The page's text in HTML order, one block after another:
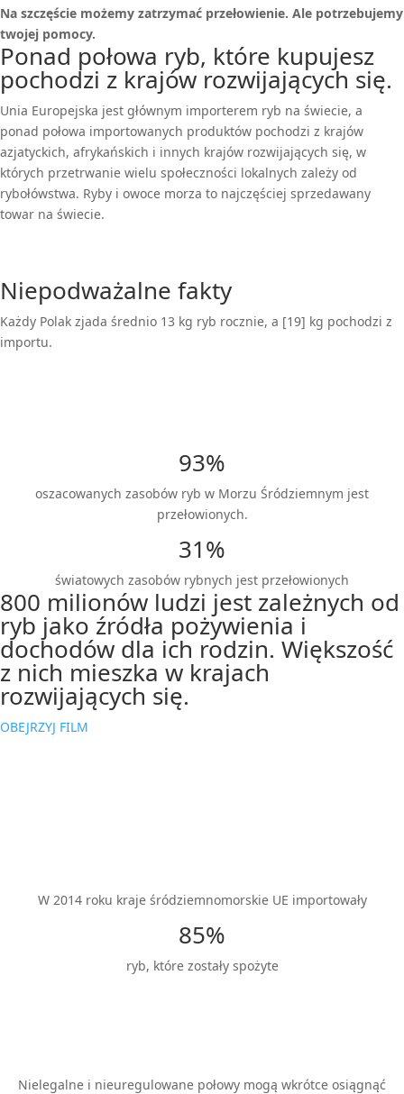
Na szczęście możemy zatrzymać przełowienie. Ale potrzebujemy
twojej pomocy.
Ponad połowa ryb, które kupujesz
pochodzi z krajów rozwijających się.
Unia Europejska jest głównym importerem ryb na świecie, a
ponad połowa importowanych produktów pochodzi z krajów
azjatyckich, afrykańskich i innych krajów rozwijających się, w
których przetrwanie wielu społeczności lokalnych zależy od
rybołówstwa. Ryby i owoce morza to najczęściej sprzedawany
towar na świecie.
Niepodważalne fakty
Każdy Polak zjada średnio 13 kg ryb rocznie, a [19] kg pochodzi z
importu.
93%
oszacowanych zasobów ryb w Morzu Śródziemnym jest
przełowionych.
31%
światowych zasobów rybnych jest przełowionych
800 milionów ludzi jest zależnych od
ryb jako źródła pożywienia i
dochodów dla ich rodzin. Większość
z nich mieszka w krajach
rozwijających się.
OBEJRZYJ FILM
W 2014 roku kraje śródziemnomorskie UE importowały
85%
ryb, które zostały spożyte
Nielegalne i nieuregulowane połowy mogą wkrótce osiągnąć